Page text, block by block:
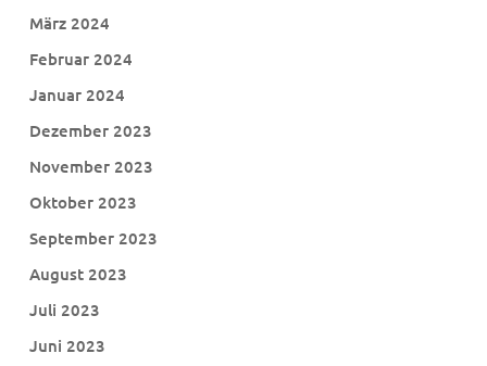
März 2024
Februar 2024
Januar 2024
Dezember 2023
November 2023
Oktober 2023
September 2023
August 2023
Juli 2023
Juni 2023